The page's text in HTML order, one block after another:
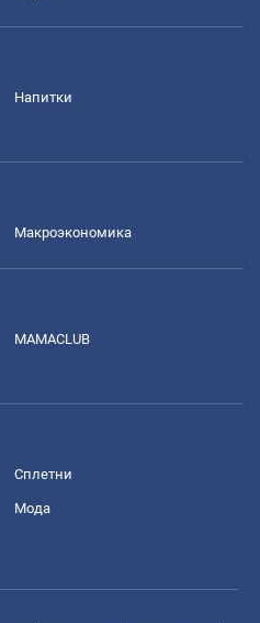
Напитки
Mакроэкономика
MAMACLUB
Сплетни
Мода